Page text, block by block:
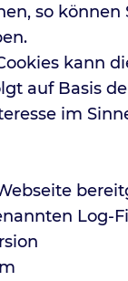
so
kann
auf Basis
im
Log-